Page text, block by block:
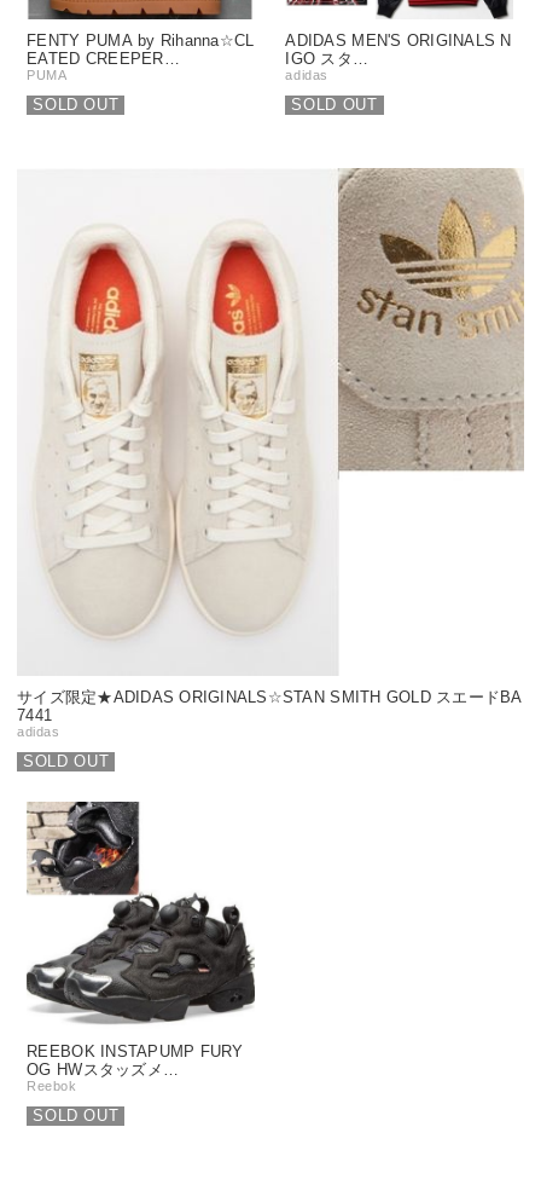
FENTY PUMA by Rihanna☆CL
EATED CREEPER…
PUMA
SOLD OUT
ADIDAS MEN'S ORIGINALS N
IGO スタ…
adidas
SOLD OUT
サイズ限定★ADIDAS ORIGINALS☆STAN SMITH GOLD スエードBA
7441
adidas
SOLD OUT
REEBOK INSTAPUMP FURY
OG HWスタッズメ…
Reebok
SOLD OUT